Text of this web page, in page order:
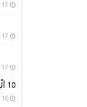
17 يناير، 2019
17 يناير، 2019
17 يناير، 2019
10 ألْبِسة تقليدية من حول العالم
16 يناير، 2019